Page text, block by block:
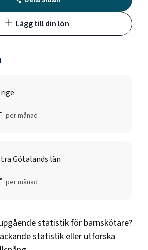
Lägg till din lön
per månad
Götalands län
per månad
statistik för barnskötare?
statistik eller utforska